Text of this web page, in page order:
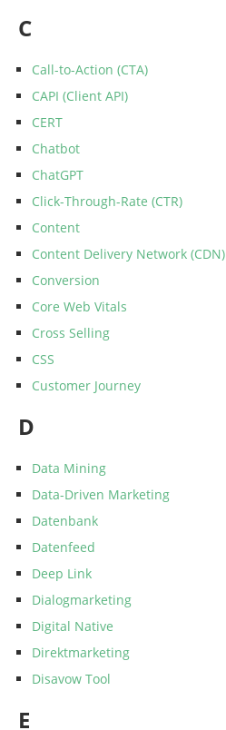
C
Call-to-Action (CTA)
CAPI (Client API)
CERT
Chatbot
ChatGPT
Click-Through-Rate (CTR)
Content
Content Delivery Network (CDN)
Conversion
Core Web Vitals
Cross Selling
CSS
Customer Journey
D
Data Mining
Data-Driven Marketing
Datenbank
Datenfeed
Deep Link
Dialogmarketing
Digital Native
Direktmarketing
Disavow Tool
E